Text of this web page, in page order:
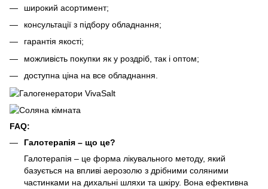
широкий асортимент;
консультації з підбору обладнання;
гарантія якості;
можливість покупки як у роздріб, так і оптом;
доступна ціна на все обладнання.
FAQ:
Галотерапія – що це?
Галотерапія – це форма лікувального методу, який
базується на впливі аерозолю з дрібними соляними
частинками на дихальні шляхи та шкіру. Вона ефективна